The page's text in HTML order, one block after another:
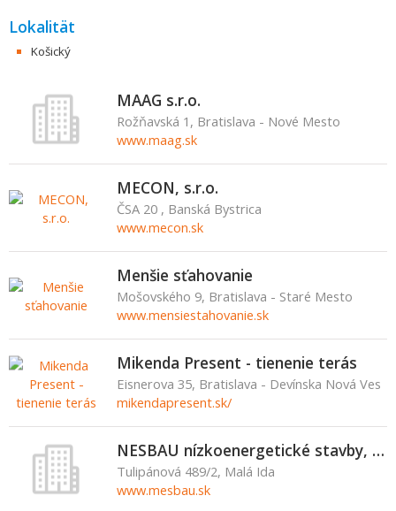
Lokalität
Košický
MAAG s.r.o.
Rožňavská 1, Bratislava - Nové Mesto
www.maag.sk
MECON, s.r.o.
ČSA 20 , Banská Bystrica
www.mecon.sk
Menšie sťahovanie
Mošovského 9, Bratislava - Staré Mesto
www.mensiestahovanie.sk
Mikenda Present - tienenie terás
Eisnerova 35, Bratislava - Devínska Nová Ves
mikendapresent.sk/
NESBAU nízkoenergetické stavby, s.r.o.
Tulipánová 489/2, Malá Ida
www.mesbau.sk